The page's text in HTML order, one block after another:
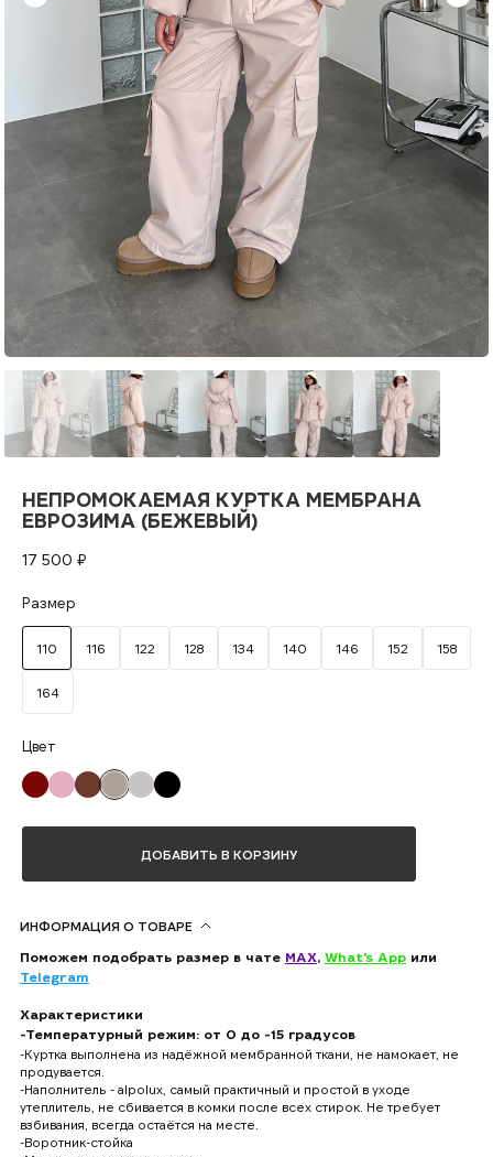
НЕПРОМОКАЕМАЯ КУРТКА МЕМБРАНА
ЕВРОЗИМА (БЕЖЕВЫЙ)
17 500 ₽
Размер
110 116 122 128 134 140 146 152 158
164
ДОБАВИТЬ В КОРЗИНУ
ИНФОРМАЦИЯ О ТОВАРЕ
Поможем подобрать размер в чате MAX, What's App или
Telegram
Характеристики
-Температурный режим: от 0 до -15 градусов
-Куртка выполнена из надёжной мембранной ткани, не намокает, не
продувается.
-Наполнитель - alpolux, самый практичный и простой в уходе
утеплитель, не сбивается в комки после всех стирок. Не требует
взбивания, всегда остаётся на месте.
-Воротник-стойка